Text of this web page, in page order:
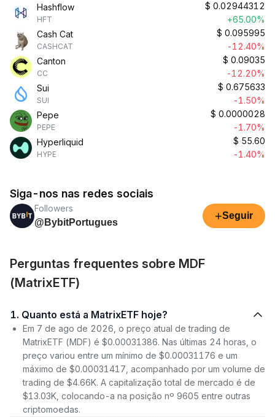
Hashflow
HFT
$ 0.02944312
+65.00%
Cash Cat
CASHCAT
$ 0.095995
-12.40%
Canton
CC
$ 0.09035
-12.20%
Sui
SUI
$ 0.675633
-1.50%
Pepe
PEPE
$ 0.0000028
-1.70%
Hyperliquid
HYPE
$ 55.60
-1.40%
Siga-nos nas redes sociais
Followers
@BybitPortugues
+Seguir
Perguntas frequentes sobre MDF
(MatrixETF)
1. Quanto está a MatrixETF hoje?
Em 7 de ago de 2026, o preço atual de trading de
MatrixETF (MDF) é $0.00031386. Nas últimas 24 horas, o
preço variou entre um mínimo de $0.00031176 e um
máximo de $0.00031417, acompanhado por um volume de
trading de $4.66K. A capitalização total de mercado é de
$13.03K, colocando-a na posição nº 9605 entre outras
criptomoedas.